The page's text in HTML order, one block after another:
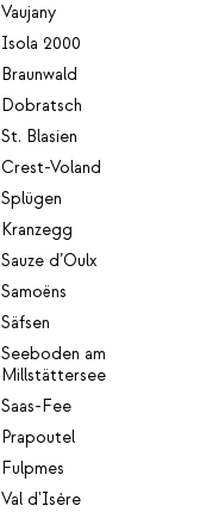
Vaujany
Isola 2000
Braunwald
Dobratsch
St. Blasien
Crest-Voland
Splügen
Kranzegg
Sauze d’Oulx
Samoëns
Säfsen
Seeboden am
Millstättersee
Saas-Fee
Prapoutel
Fulpmes
Val d'Isère